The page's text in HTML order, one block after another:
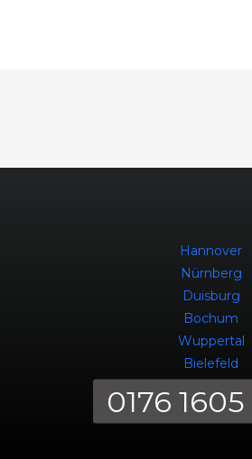
Hannover
Nürnberg
Duisburg
Bochum
Wuppertal
Bielefeld